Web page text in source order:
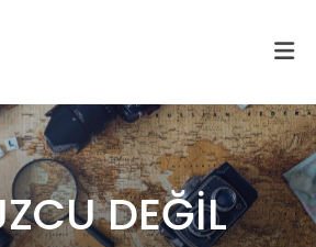
DEĞİL